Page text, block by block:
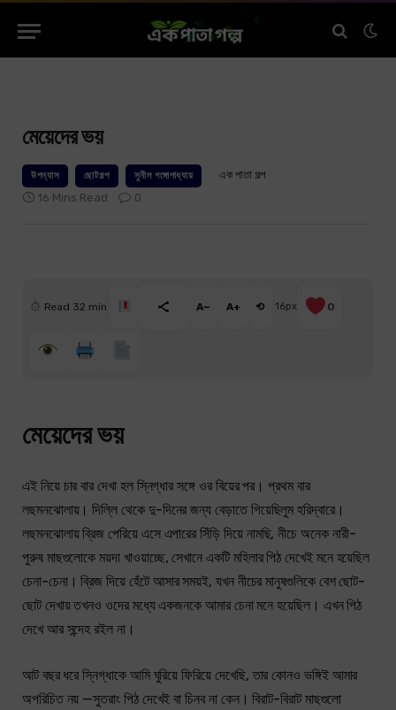
মেয়েদের ভয়
উপন্যাস ছোটগল্প সুনীল গঙ্গোপাধ্যায়
এক পাতা গল্প
16 Mins Read
0
Read 32 min A− A+ ⟲ 16px 0
মেয়েদের ভয়
এই নিয়ে চার বার দেখা হল স্নিগ্ধার সঙ্গে ওর বিয়ের পর। প্রথম বার
লছমনঝোলায়। দিল্লি থেকে দু-দিনের জন্য বেড়াতে গিয়েছিলুম হরিদ্বারে।
লছমনঝোলায় ব্রিজ পেরিয়ে এসে এপারের সিঁড়ি দিয়ে নামছি, নীচে অনেক নারী-
পুরুষ মাছগুলোকে ময়দা খাওয়াচ্ছে, সেখানে একটি মহিলার পিঠ দেখেই মনে হয়েছিল
চেনা-চেনা। ব্রিজ দিয়ে হেঁটে আসার সময়ই, যখন নীচের মানুষগুলিকে বেশ ছোট-
ছোট দেখায় তখনও ওদের মধ্যে একজনকে আমার চেনা মনে হয়েছিল। এখন পিঠ
দেখে আর সন্দেহ রইল না।
আট বছর ধরে স্নিগ্ধাকে আমি ঘুরিয়ে ফিরিয়ে দেখেছি, তার কোনও ভঙ্গিই আমার
অপরিচিত নয় —সুতরাং পিঠ দেখেই বা চিনব না কেন। বিরাট-বিরাট মাছগুলো